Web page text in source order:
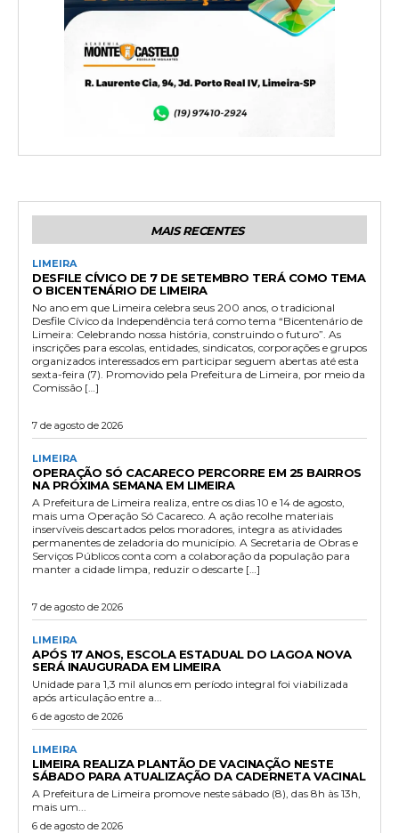
MAIS RECENTES
LIMEIRA
DESFILE CÍVICO DE 7 DE SETEMBRO TERÁ COMO TEMA
O BICENTENÁRIO DE LIMEIRA
No ano em que Limeira celebra seus 200 anos, o tradicional
Desfile Cívico da Independência terá como tema “Bicentenário de
Limeira: Celebrando nossa história, construindo o futuro”. As
inscrições para escolas, entidades, sindicatos, corporações e grupos
organizados interessados em participar seguem abertas até esta
sexta-feira (7). Promovido pela Prefeitura de Limeira, por meio da
Comissão […]
7 de agosto de 2026
LIMEIRA
OPERAÇÃO SÓ CACARECO PERCORRE EM 25 BAIRROS
NA PRÓXIMA SEMANA EM LIMEIRA
A Prefeitura de Limeira realiza, entre os dias 10 e 14 de agosto,
mais uma Operação Só Cacareco. A ação recolhe materiais
inservíveis descartados pelos moradores, integra as atividades
permanentes de zeladoria do município. A Secretaria de Obras e
Serviços Públicos conta com a colaboração da população para
manter a cidade limpa, reduzir o descarte […]
7 de agosto de 2026
LIMEIRA
APÓS 17 ANOS, ESCOLA ESTADUAL DO LAGOA NOVA
SERÁ INAUGURADA EM LIMEIRA
Unidade para 1,3 mil alunos em período integral foi viabilizada
após articulação entre a...
6 de agosto de 2026
LIMEIRA
LIMEIRA REALIZA PLANTÃO DE VACINAÇÃO NESTE
SÁBADO PARA ATUALIZAÇÃO DA CADERNETA VACINAL
A Prefeitura de Limeira promove neste sábado (8), das 8h às 13h,
mais um...
6 de agosto de 2026